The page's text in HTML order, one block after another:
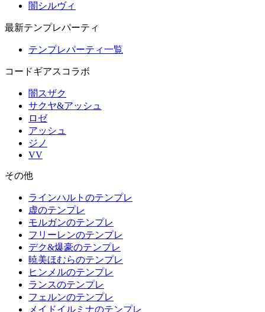
闇シルヴィ
最新テンプレパーティ
テンプレパーティ一覧
コードギアスコラボ
闇スザク
サクヤ&アッシュ
ロゼ
アッシュ
ジノ
VV
その他
ラインハルトのテンプレ
虚のテンプレ
モルガンのテンプレ
フリーレンのテンプレ
デク&爆豪のテンプレ
暁美ほむらのテンプレ
ヒンメルのテンプレ
ランスのテンプレ
フェルンのテンプレ
メイドイルミナのテンプレ